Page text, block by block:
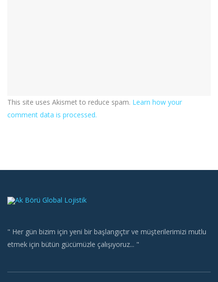
This site uses Akismet to reduce spam. Learn how your
comment data is processed.
" Her gün bizim için yeni bir başlangıçtır ve müşterilerimizi mutlu
etmek için bütün gücümüzle çalışıyoruz... "